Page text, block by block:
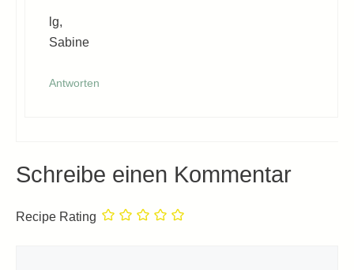
lg,
Sabine
Antworten
Schreibe einen Kommentar
Recipe Rating